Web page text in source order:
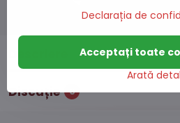
Discuție 0
Declarația de
Arată
Acceptați toate